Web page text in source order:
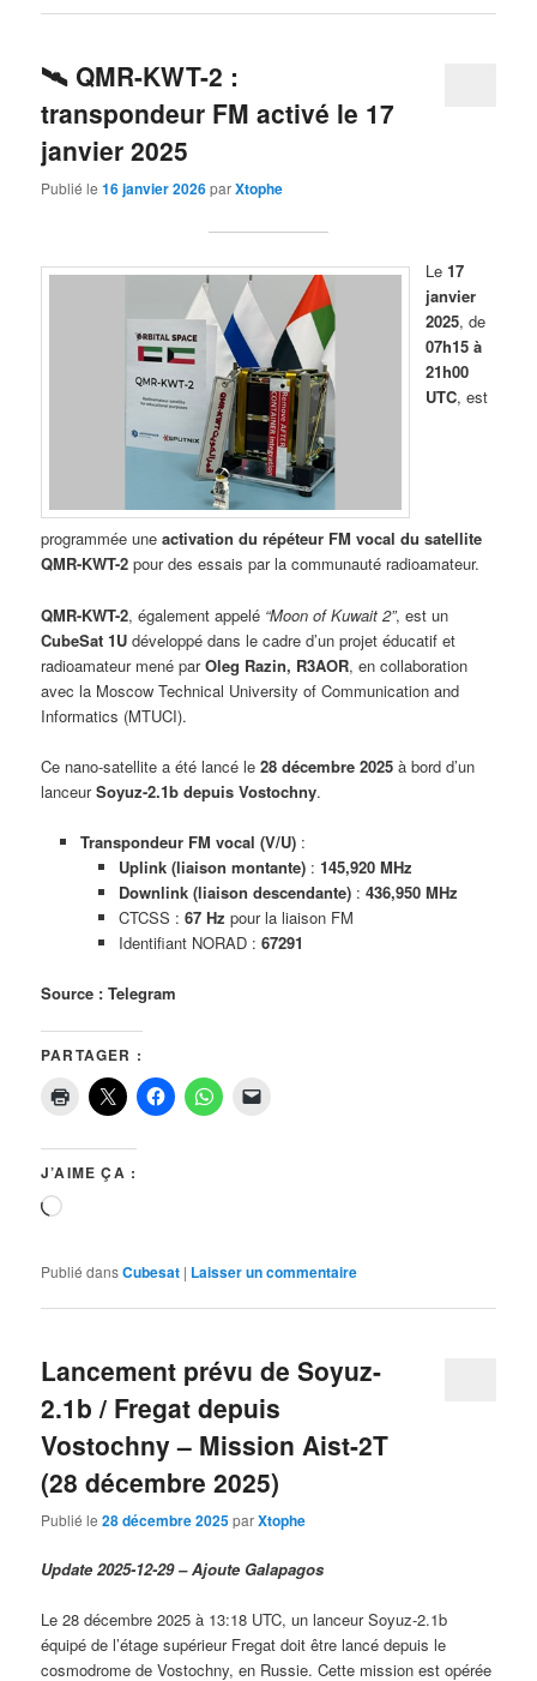
🛰️ QMR-KWT-2 :
transpondeur FM activé le 17
janvier 2025
Publié le16 janvier 2026parXtophe
Le17
janvier
2025, de
07h15 à
21h00
UTC, est
programmée uneactivation du répéteur FM vocal du satellite
QMR-KWT-2 pour des essais par la communauté radioamateur.
QMR-KWT-2, également appelé “Moon of Kuwait 2”, est un
CubeSat 1U développé dans le cadre d’un projet éducatif et
radioamateur mené parOleg Razin, R3AOR, en collaboration
avec la Moscow Technical University of Communication and
Informatics (MTUCI).
Ce nano-satellite a été lancé le28 décembre 2025 à bord d’un
lanceurSoyuz-2.1b depuis Vostochny.
Transpondeur FM vocal (V/U):
Uplink (liaison montante) :145,920 MHz
Downlink (liaison descendante) :436,950 MHz
CTCSS :67 Hz pour la liaison FM
Identifiant NORAD : 67291
Source : Telegram
PARTAGER :
J’AIME ÇA :
Chargement…
Publié dansCubesat | Laisser un commentaire
Lancement prévu de Soyuz-
2.1b / Fregat depuis
Vostochny – Mission Aist-2T
(28 décembre 2025)
Publié le28 décembre 2025parXtophe
Update 2025-12-29 – Ajoute Galapagos
Le 28 décembre 2025 à 13:18 UTC, un lanceur Soyuz-2.1b
équipé de l’étage supérieur Fregat doit être lancé depuis le
cosmodrome de Vostochny, en Russie. Cette mission est opérée